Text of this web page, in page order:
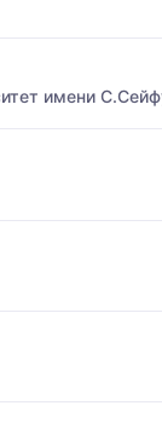
имени